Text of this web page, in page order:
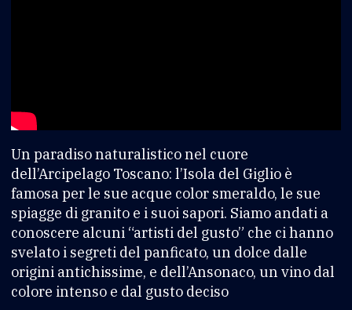
Un paradiso naturalistico nel cuore
dell’Arcipelago Toscano: l’Isola del Giglio è
famosa per le sue acque color smeraldo, le sue
spiagge di granito e i suoi sapori. Siamo andati a
conoscere alcuni “artisti del gusto” che ci hanno
svelato i segreti del panficato, un dolce dalle
origini antichissime, e dell’Ansonaco, un vino dal
colore intenso e dal gusto deciso